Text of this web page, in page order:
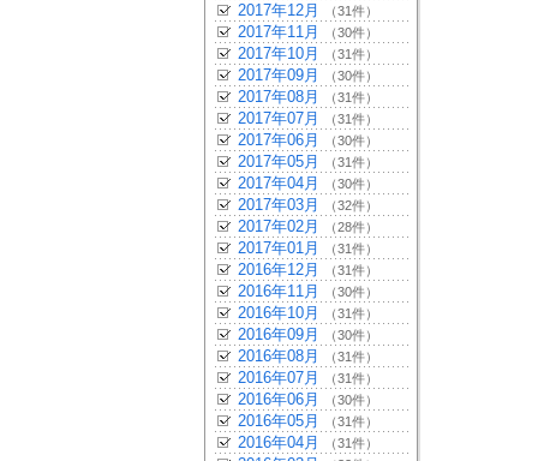
2017年12月 （31件）
2017年11月 （30件）
2017年10月 （31件）
2017年09月 （30件）
2017年08月 （31件）
2017年07月 （31件）
2017年06月 （30件）
2017年05月 （31件）
2017年04月 （30件）
2017年03月 （32件）
2017年02月 （28件）
2017年01月 （31件）
2016年12月 （31件）
2016年11月 （30件）
2016年10月 （31件）
2016年09月 （30件）
2016年08月 （31件）
2016年07月 （31件）
2016年06月 （30件）
2016年05月 （31件）
2016年04月 （31件）